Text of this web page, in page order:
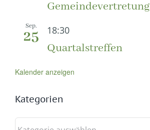
Gemeindevertretung
Sep.
25 18:30
Quartalstreffen
Kalender anzeigen
Kategorien
Kategorien